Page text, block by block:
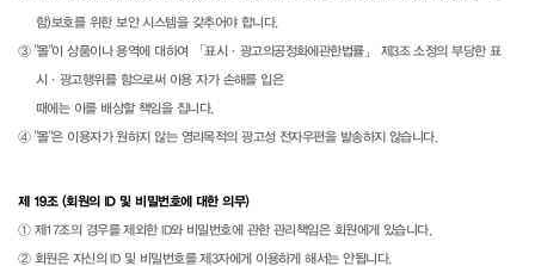
함)보호를 위한 보안 시스템을 갖추어야 합니다.
③ "몰"이 상품이나 용역에 대하여 「표시·광고의공정화에관한법률」 제3조 소정의 부당한 표
시·광고행위를 함으로써 이용 자가 손해를 입은
때에는 이를 배상할 책임을 집니다.
④ "몰"은 이용자가 원하지 않는 영리목적의 광고성 전자우편을 발송하지 않습니다.
제 19조 (회원의 ID 및 비밀번호에 대한 의무)
① 제17조의 경우를 제외한 ID와 비밀번호에 관한 관리책임은 회원에게 있습니다.
② 회원은 자신의 ID 및 비밀번호를 제3자에게 이용하게 해서는 안됩니다.